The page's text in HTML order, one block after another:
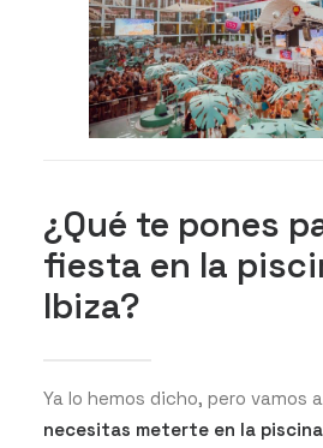
¿Qué te pones
fiesta en la
Ibiza?
Ya lo hemos dicho, pero vamos
necesitas meterte en la